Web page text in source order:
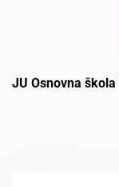
JU Osnovna